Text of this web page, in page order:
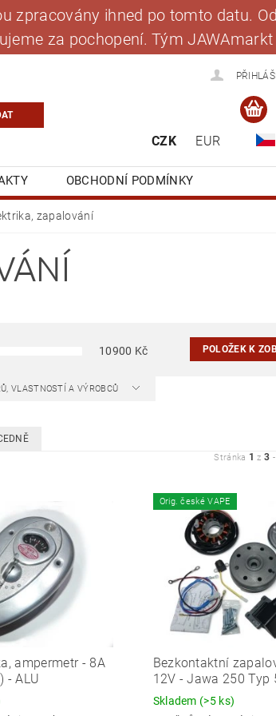
zpracovány ihned po tomto datu.
za pochopení. Tým JAWAmarkt
CZK EUR
OBCHODNÍ PODMÍNKY
zapalování
10900 Kč POLOŽEK K
VLASTNOSTÍ A VÝROBCŮ
Stránka 1 z3 -
ampermetr - 8A
- ALU
Orig. české VAPE
Bezkontaktní
12V - Jawa 250 Typ
Skladem (>5 ks)